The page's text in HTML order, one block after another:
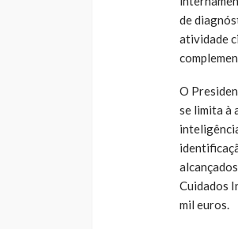
de
atividade
O
se limita à
Cuidados
mil euros.